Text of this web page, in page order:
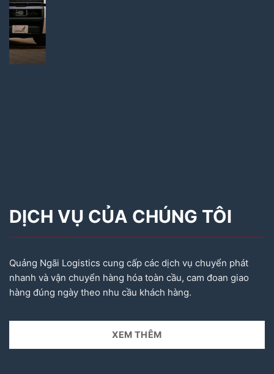
DỊCH VỤ CỦA CHÚNG TÔI
Quảng Ngãi Logistics cung cấp các dịch vụ chuyển phát
nhanh và vận chuyển hàng hóa toàn cầu, cam đoan giao
hàng đúng ngày theo nhu cầu khách hàng.
XEM THÊM